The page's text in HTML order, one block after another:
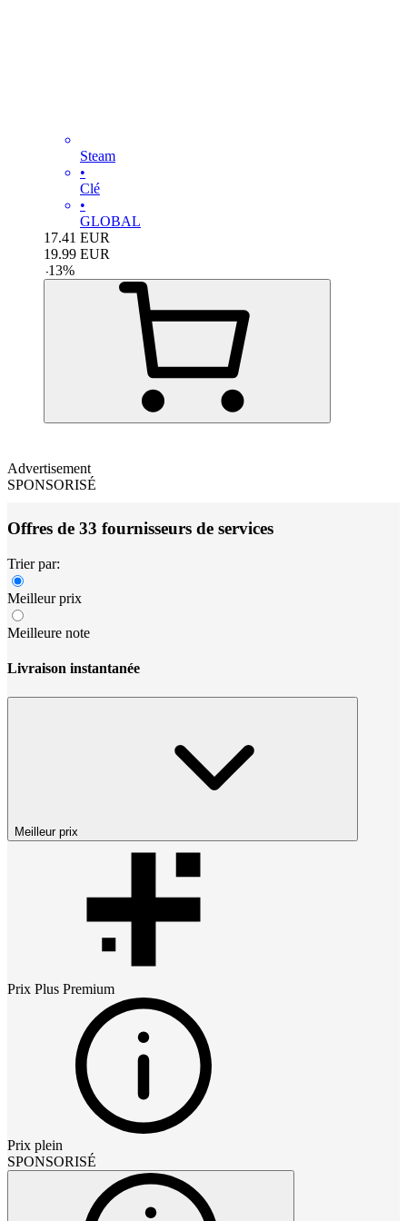
Steam
•
Clé
•
GLOBAL
17.41 EUR
19.99 EUR
-13%
Advertisement
SPONSORISÉ
Offres de 33 fournisseurs de services
Trier par:
Meilleur prix
Meilleure note
Livraison instantanée
Meilleur prix
Prix Plus Premium
Prix plein
SPONSORISÉ